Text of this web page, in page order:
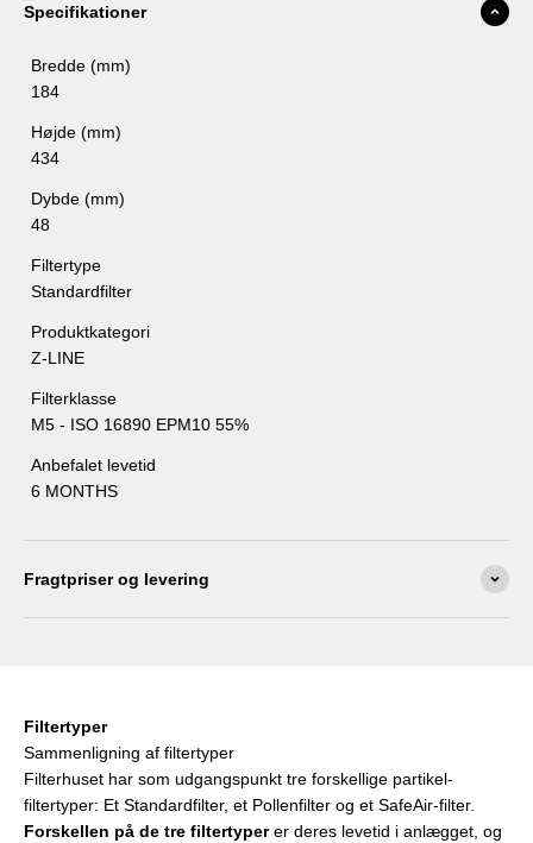
Filtret er produceret af danske Danfilter og overholder alle
Specifikationer
Bredde (mm)
184
Højde (mm)
434
Dybde (mm)
48
Filtertype
Standardfilter
Produktkategori
Z-LINE
Filterklasse
M5 - ISO 16890 EPM10 55%
Anbefalet levetid
6 MONTHS
Fragtpriser og levering
Filtertyper
Sammenligning af filtertyper
Filterhuset har som udgangspunkt tre forskellige partikel-
filtertyper: Et Standardfilter, et Pollenfilter og et SafeAir-filter.
Forskellen på de tre filtertyperer deres levetid i anlægget, og